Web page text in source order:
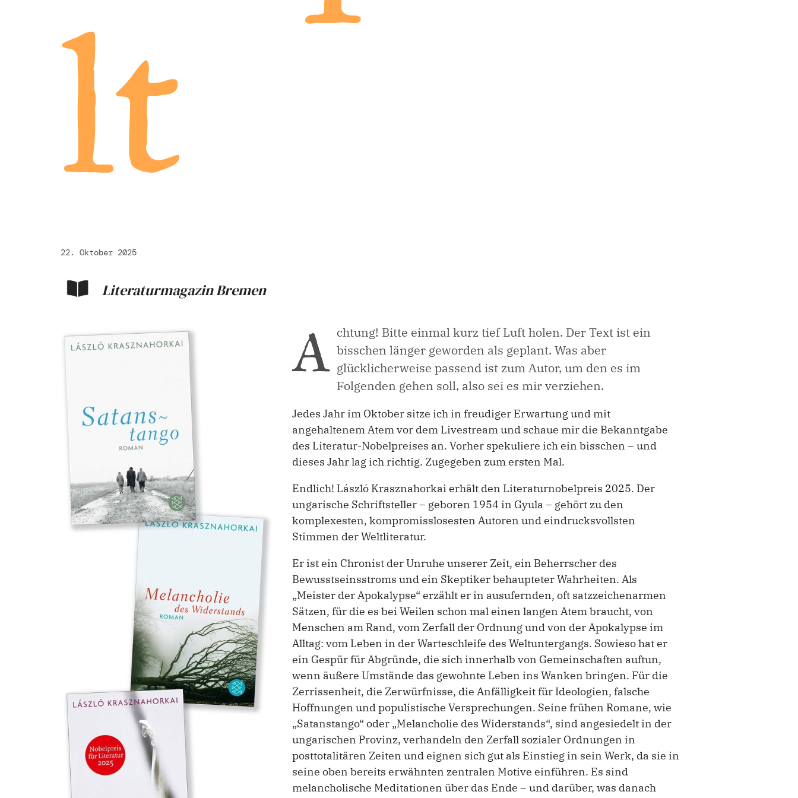
lt
22. Oktober 2025
Literaturmagazin Bremen
A chtung! Bitte einmal kurz tief Luft holen. Der Text ist ein
bisschen länger geworden als geplant. Was aber
glücklicherweise passend ist zum Autor, um den es im
Folgenden gehen soll, also sei es mir verziehen.
Jedes Jahr im Oktober sitze ich in freudiger Erwartung und mit
angehaltenem Atem vor dem Livestream und schaue mir die Bekanntgabe
des Literatur-Nobelpreises an. Vorher spekuliere ich ein bisschen – und
dieses Jahr lag ich richtig. Zugegeben zum ersten Mal.
Endlich! László Krasznahorkai erhält den Literaturnobelpreis 2025. Der
ungarische Schriftsteller – geboren 1954 in Gyula – gehört zu den
komplexesten, kompromisslosesten Autoren und eindrucksvollsten
Stimmen der Weltliteratur.
Er ist ein Chronist der Unruhe unserer Zeit, ein Beherrscher des
Bewusstseinsstroms und ein Skeptiker behaupteter Wahrheiten. Als
„Meister der Apokalypse“ erzählt er in ausufernden, oft satzzeichenarmen
Sätzen, für die es bei Weilen schon mal einen langen Atem braucht, von
Menschen am Rand, vom Zerfall der Ordnung und von der Apokalypse im
Alltag: vom Leben in der Warteschleife des Weltuntergangs. Sowieso hat er
ein Gespür für Abgründe, die sich innerhalb von Gemeinschaften auftun,
wenn äußere Umstände das gewohnte Leben ins Wanken bringen. Für die
Zerrissenheit, die Zerwürfnisse, die Anfälligkeit für Ideologien, falsche
Hoffnungen und populistische Versprechungen. Seine frühen Romane, wie
„Satanstango“ oder „Melancholie des Widerstands“, sind angesiedelt in der
ungarischen Provinz, verhandeln den Zerfall sozialer Ordnungen in
posttotalitären Zeiten und eignen sich gut als Einstieg in sein Werk, da sie in
seine oben bereits erwähnten zentralen Motive einführen. Es sind
melancholische Meditationen über das Ende – und darüber, was danach